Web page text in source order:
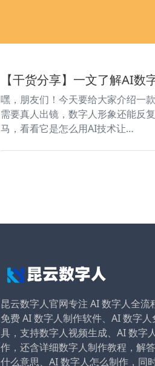
【干货分享】一文了解AI数
嘿，朋友们！今天要给大家介绍一
需要真人出镜，数字人形象还能反
马，看看它是怎么用AI技术让…
昆云数字人官网专注 AI 数字人全流
免费 AI 数字人制作软件、AI 数字
具，支持数字人视频生成、AI 数字
作，还含详细数字人制作教程，解
什么意思、AI 数字人怎么制作，同